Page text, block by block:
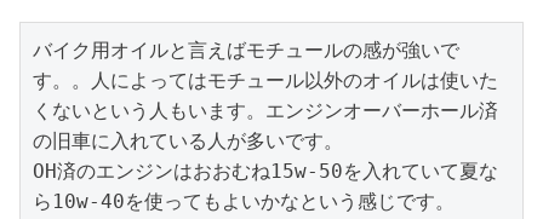
バイク用オイルと言えばモチュールの感が強いで
す。。人によってはモチュール以外のオイルは使いた
くないという人もいます。エンジンオーバーホール済
の旧車に入れている人が多いです。
OH済のエンジンはおおむね15w-50を入れていて夏な